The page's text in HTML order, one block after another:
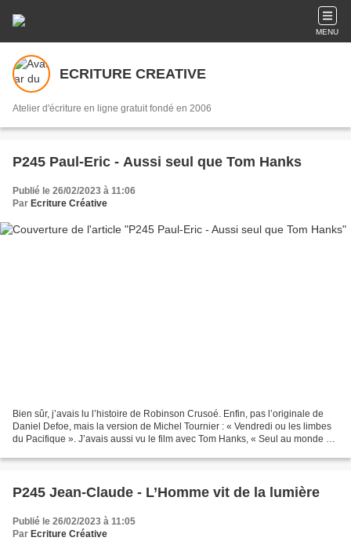
MENU
ECRITURE CREATIVE
Atelier d'écriture en ligne gratuit fondé en 2006
P245 Paul-Eric - Aussi seul que Tom Hanks
Publié le 26/02/2023 à 11:06
Par Ecriture Créative
Bien sûr, j’avais lu l’histoire de Robinson Crusoé. Enfin, pas l’originale de
Daniel Defoe, mais la version de Michel Tournier : « Vendredi ou les limbes
du Pacifique ». J’avais aussi vu le film avec Tom Hanks, « Seul au monde »
P245 Jean-Claude - L’Homme vit de la lumière
Publié le 26/02/2023 à 11:05
Par Ecriture Créative